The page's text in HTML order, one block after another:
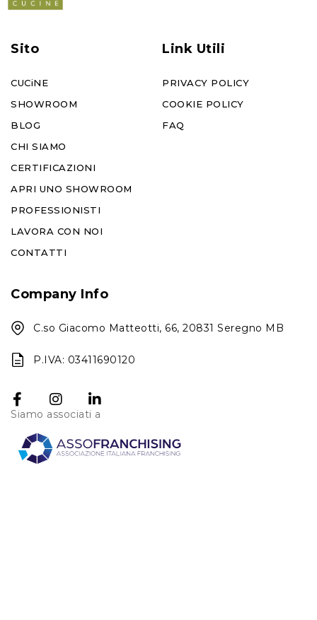
Sito
CUCiNE
SHOWROOM
BLOG
CHI SIAMO
CERTIFICAZIONI
APRI UNO SHOWROOM
PROFESSIONISTI
LAVORA CON NOI
CONTATTI
Link Utili
PRIVACY POLICY
COOKIE POLICY
FAQ
Company Info
C.so Giacomo Matteotti, 66, 20831 Seregno MB
P.IVA: 03411690120
Siamo associati a